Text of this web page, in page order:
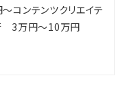
コンテンツクリエイテ
3万円～10万円